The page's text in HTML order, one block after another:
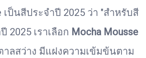
เป็นสีประจำปี 2025 ว่า "สำหรับสี
2025 เราเลือก Mocha Mousse
าลสว่าง มีแฝงความเข้มข้นตาม